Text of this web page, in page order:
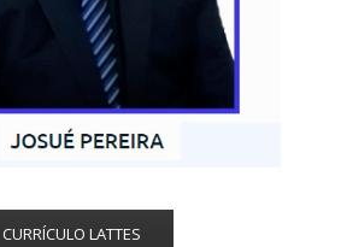
CURRÍCULO LATTES